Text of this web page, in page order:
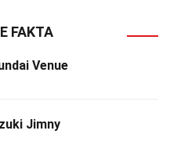
FAKTA
Venue
Jimny